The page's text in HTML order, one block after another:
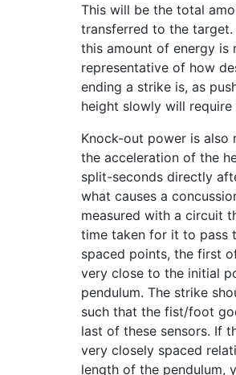
This will be the total
transferred to the
this amount of energy is
representative of how
ending a strike is, as
height slowly will require
Knock-out power is also
the acceleration of the
split-seconds directly
what causes a
measured with a circuit
time taken for it to pass
spaced points, the first
very close to the initial
pendulum. The strike
such that the fist/foot
last of these sensors. If
very closely spaced
length of the pendulum,